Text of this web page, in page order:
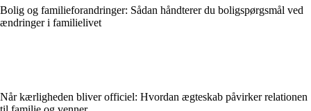
Bolig og familieforandringer: Sådan håndterer du boligspørgsmål ved
ændringer i familielivet
Når kærligheden bliver officiel: Hvordan ægteskab påvirker relationen